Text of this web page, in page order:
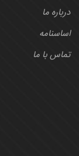
درباره ما
اساسنامه
تماس با ما